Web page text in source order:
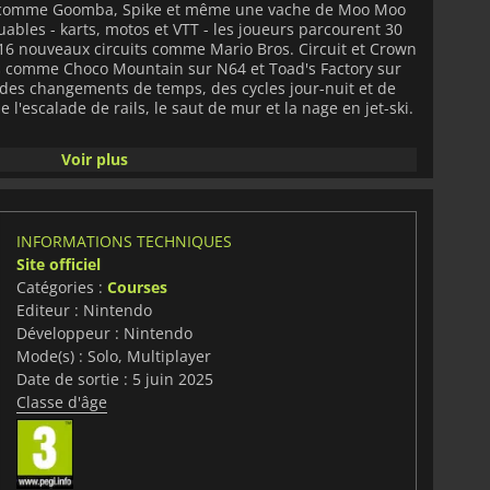
Goomba, Spike et même une vache de Moo Moo
- karts, motos et VTT - les joueurs parcourent 30
nouveaux circuits comme Mario Bros. Circuit et Crown
Choco Mountain sur N64 et Toad's Factory sur
changements de temps, des cycles jour-nuit et de
l'escalade de rails, le saut de mur et la nage en jet-ski.
transparente sur laquelle les joueurs conduisent
tout-terrain et des chemins interconnectés à
et les océans. Le mode Grand Prix évolue,
sur chacun des quatre parcours interconnectés
derniers à six points de contrôle jusqu'à ce qu'il
Roam permet aux joueurs d'explorer librement,
des médaillons de pêche et de prendre des
revient avec les chaotiques Batailles de ballons et
accueillir jusqu'à 24 joueurs en ligne.
de glace, la Coquille de pièces et le Méga
de la série pour améliorer les courses
obtenus en mangeant des snacks pendant les
personnalisation. Avec un mode photo, des
Super Mario Bros
offre une aventure de course fraîche et exaltante pour
Voir plus
INFORMATIONS TECHNIQUES
Site officiel
Catégories : Courses
Editeur : Nintendo
Développeur : Nintendo
Mode(s) : Solo, Multiplayer
Date de sortie : 5 juin 2025
Classe d'âge